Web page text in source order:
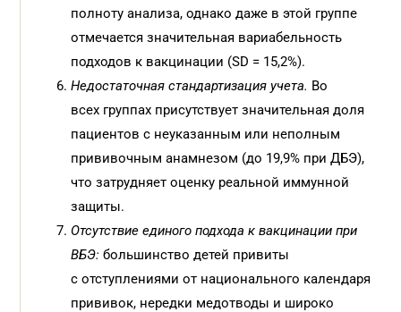
полноту анализа, однако даже в этой группе
отмечается значительная вариабельность
подходов к вакцинации (SD = 15,2%).
Недостаточная стандартизация учета. Во
всех группах присутствует значительная доля
пациентов с неуказанным или неполным
прививочным анамнезом (до 19,9% при ДБЭ),
что затрудняет оценку реальной иммунной
защиты.
Отсутствие единого подхода к вакцинации при
ВБЭ: большинство детей привиты
с отступлениями от национального календаря
прививок, нередки медотводы и широко